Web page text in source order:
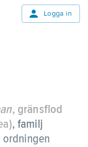
Logga in
, gränsflod
,familj
ordningen